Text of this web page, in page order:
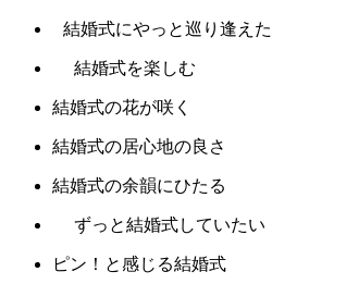
結婚式にやっと巡り逢えた
結婚式を楽しむ
結婚式の花が咲く
結婚式の居心地の良さ
結婚式の余韻にひたる
ずっと結婚式していたい
ピン！と感じる結婚式